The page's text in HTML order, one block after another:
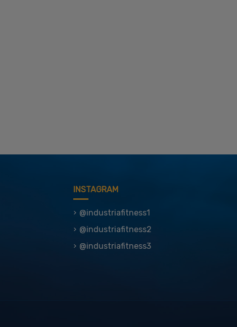
INSTAGRAM
@industriafitness1
@industriafitness2
@industriafitness3